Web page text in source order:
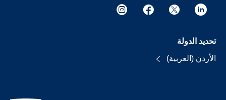
تحديد الدولة
الأردن (العربية)